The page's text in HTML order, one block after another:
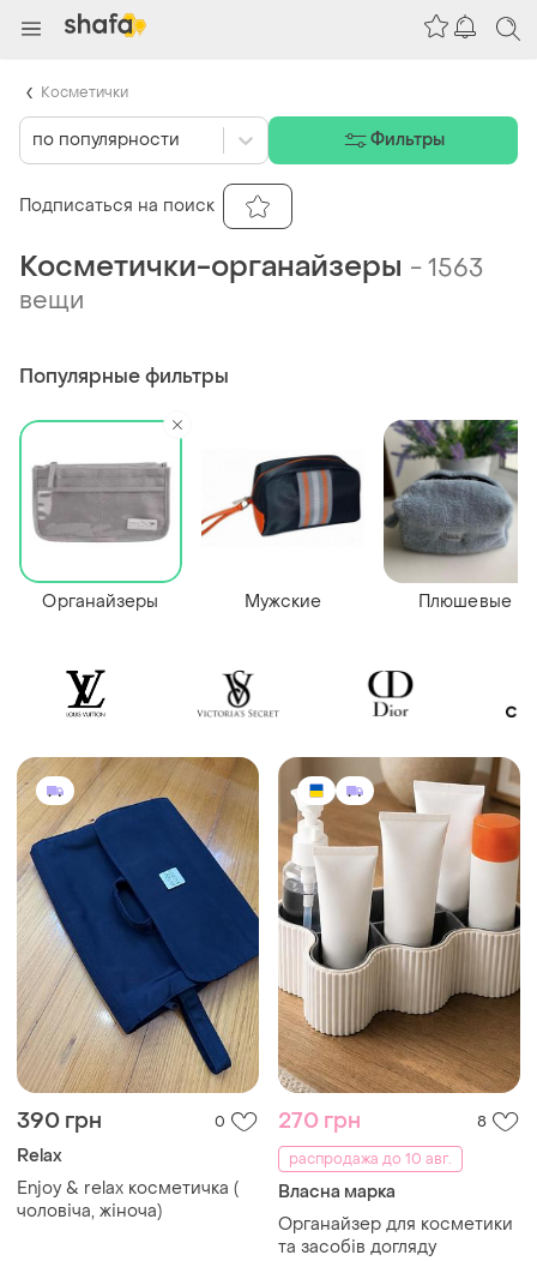
Косметички-органайзеры -1563
вещи
390 грн 0
Relax
Enjoy & relax косметичка (
чоловіча, жіноча)
270 грн
8
распродажа до 10 авг.
Власна марка
Органайзер для косметики
та засобів догляду
Популярные фильтры
Органайзеры Мужские Плюшевые
по популярности Фильтры
Подписаться на поиск
Косметички